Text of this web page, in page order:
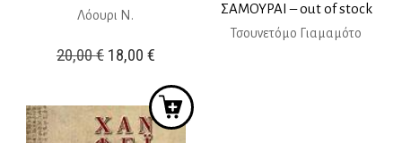
Λόουρι Ν.
20,00€ Original
was:
20,00 €.
18,00 €Η
τιμή
είναι:
ΣΑΜΟΥΡΑΙ – out of stock
Τσουνετόμο Γιαμαμότο